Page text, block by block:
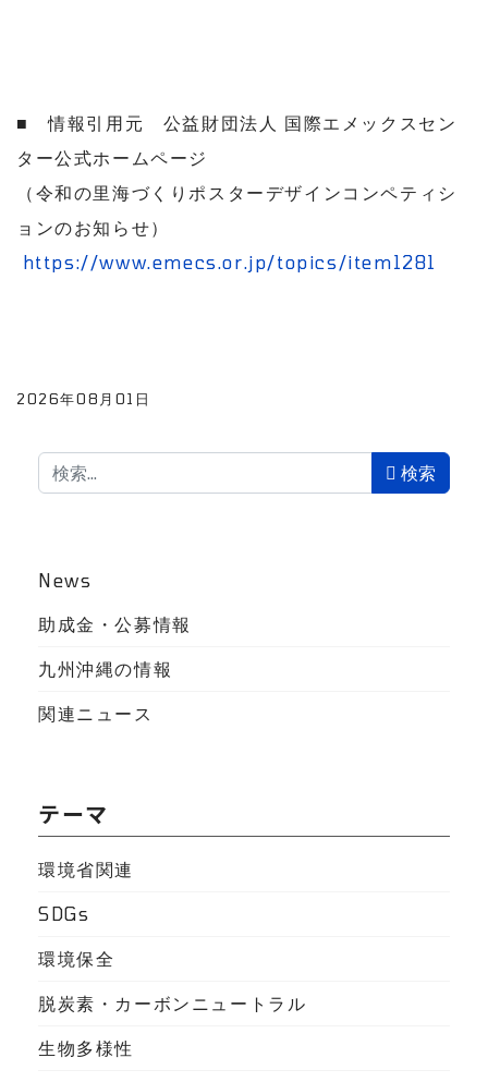
■ 情報引用元 公益財団法人 国際エメックスセン
ター公式ホームページ
（令和の里海づくりポスターデザインコンペティシ
ョンのお知らせ）
https://www.emecs.or.jp/topics/item1281
2026年08月01日
検索 検索
News
助成金・公募情報
九州沖縄の情報
関連ニュース
テーマ
環境省関連
SDGs
環境保全
脱炭素・カーボンニュートラル
生物多様性